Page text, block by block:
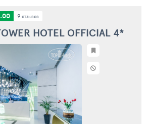
9 отзывов
HOTEL OFFICIAL 4*